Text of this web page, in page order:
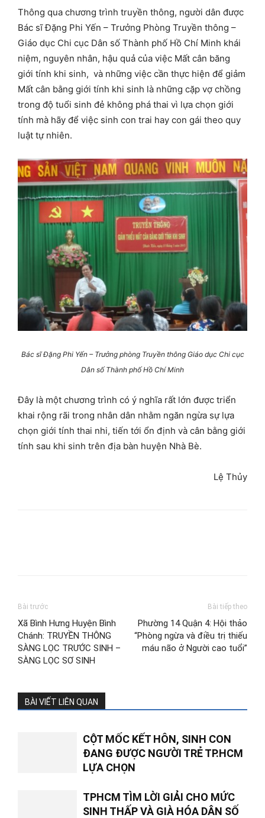
Thông qua chương trình truyền thông, người dân được
Bác sĩ Đặng Phi Yến – Trưởng Phòng Truyền thông –
Giáo dục Chi cục Dân số Thành phố Hồ Chí Minh khái
niệm, nguyên nhân, hậu quả của việc Mất cân băng
giới tính khi sinh, và những việc cần thực hiện để giảm
Mất cân bằng giới tính khi sinh là những cặp vợ chồng
trong độ tuổi sinh đẻ không phá thai vì lựa chọn giới
tính mà hãy để việc sinh con trai hay con gái theo quy
luật tự nhiên.
Bác sĩ Đặng Phi Yến – Trưởng phòng Truyền thông Giáo dục Chi cục
Dân số Thành phố Hồ Chí Minh
Đây là một chương trình có ý nghĩa rất lớn được triển
khai rộng rãi trong nhân dân nhằm ngăn ngừa sự lựa
chọn giới tính thai nhi, tiến tới ổn định và cân bằng giới
tính sau khi sinh trên địa bàn huyện Nhà Bè.
Lệ Thủy
Bài trước
Xã Bình Hưng Huyện Bình
Chánh: TRUYỀN THÔNG
SÀNG LỌC TRƯỚC SINH –
SÀNG LỌC SƠ SINH
Bài tiếp theo
Phường 14 Quận 4: Hội thảo
“Phòng ngừa và điều trị thiếu
máu não ở Người cao tuổi”
BÀI VIẾT LIÊN QUAN
CỘT MỐC KẾT HÔN, SINH CON
ĐANG ĐƯỢC NGƯỜI TRẺ TP.HCM
LỰA CHỌN
TPHCM TÌM LỜI GIẢI CHO MỨC
SINH THẤP VÀ GIÀ HÓA DÂN SỐ